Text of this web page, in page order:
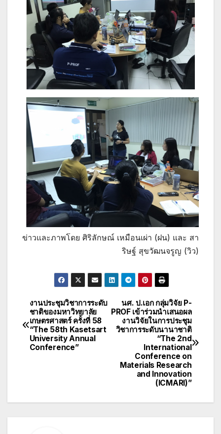
ข่าวและภาพโดย ศิริลักษณ์ เหมือนเผ่า (ฝน) และ สา
ริษฐ์ สุขวัฒนจรูญ (วิว)
แนะแนว
เรื่อง
นศ. ป.เอก กลุ่มวิจัย P-
PROF เข้าร่วมนำเสนอผล
งานวิจัยในการประชุม
วิชาการระดับนานาชาติ
“The 2nd
International
Conference on
Materials Research
and Innovation
(ICMARI)”
งานประชุมวิชาการระดับ
ชาติของมหาวิทยาลัย
เกษตรศาสตร์ ครั้งที่ 58
“The 58th Kasetsart
University Annual
Conference”